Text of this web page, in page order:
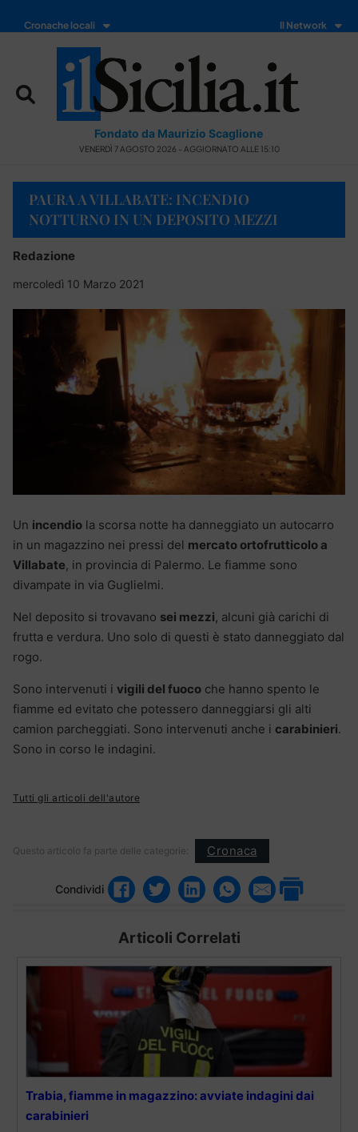
Cronache locali Il Network
Fondato da Maurizio Scaglione
VENERDÌ 7 AGOSTO 2026 - AGGIORNATO ALLE 15:10
PAURA A VILLABATE: INCENDIO
NOTTURNO IN UN DEPOSITO MEZZI
Redazione
mercoledì 10 Marzo 2021
Un incendio la scorsa notte ha danneggiato un autocarro
in un magazzino nei pressi del mercato ortofrutticolo a
Villabate, in provincia di Palermo. Le fiamme sono
divampate in via Guglielmi.
Nel deposito si trovavano sei mezzi, alcuni già carichi di
frutta e verdura. Uno solo di questi è stato danneggiato dal
rogo.
Sono intervenuti i vigili del fuoco che hanno spento le
fiamme ed evitato che potessero danneggiarsi gli alti
camion parcheggiati. Sono intervenuti anche i carabinieri.
Sono in corso le indagini.
Tutti gli articoli dell'autore
Questo articolo fa parte delle categorie: Cronaca
Condividi
Articoli Correlati
Trabia, fiamme in magazzino: avviate indagini dai
carabinieri